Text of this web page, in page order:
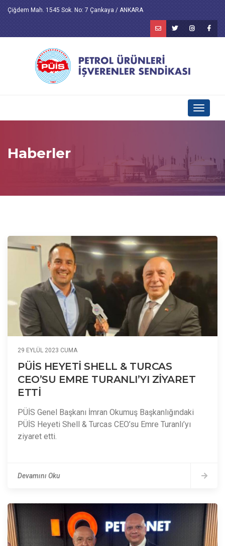
Çiğdem Mah. 1545 Sok. No: 7 Çankaya / ANKARA
Toggle
Haberler
29 EYLÜL 2023 CUMA
PÜİS HEYETİ SHELL & TURCAS
CEO’SU EMRE TURANLI’YI ZİYARET
ETTİ
PÜİS Genel Başkanı İmran Okumuş Başkanlığındaki
PÜİS Heyeti Shell & Turcas CEO’su Emre Turanlı’yı
ziyaret etti.
Devamını Oku